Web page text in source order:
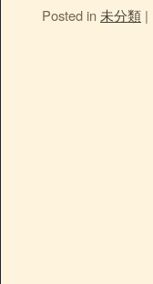
Posted in 未分類 |